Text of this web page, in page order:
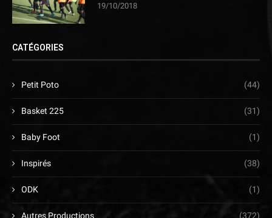
19/10/2018
CATÉGORIES
Petit Poto (44)
Basket 225 (31)
Baby Foot (1)
Inspirés (38)
ODK (1)
Autres Productions (372)